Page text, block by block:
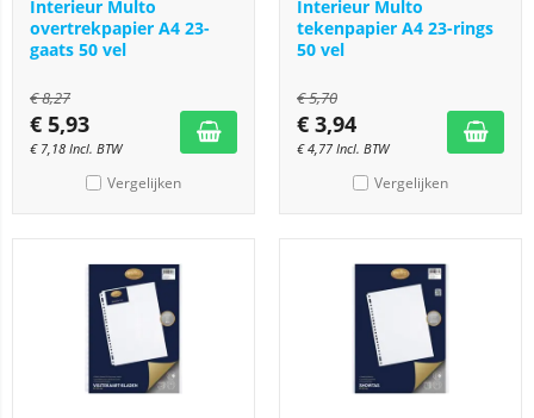
Interieur Multo
overtrekpapier A4 23-
gaats 50 vel
€8,27
€ 5,93
€ 7,18 Incl. BTW
Vergelijken
Interieur Multo
tekenpapier A4 23-rings
50 vel
€5,70
€ 3,94
€4,77 Incl. BTW
Vergelijken